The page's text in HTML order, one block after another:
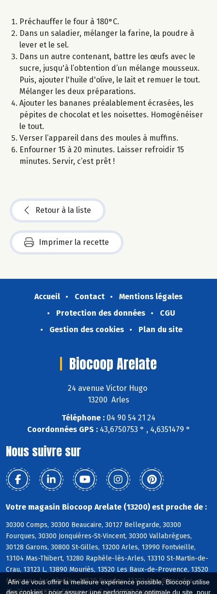
Afin de vous offrir la meilleure expérience possible, Biocoop utilise
des cookies : pour assurer une performance optimale du site, pour
Préchauffer le four à 180°C.
Dans un saladier, mélanger la farine, la poudre à
lever et le sel.
Dans un autre contenant, battre les œufs avec le
sucre, jusqu'à l’obtention d’un mélange mousseux.
Puis, ajouter l'huile d'olive, le lait et remuer le tout.
Mélanger les deux préparations.
Ajouter les bananes préalablement écrasées, les
pépites de chocolat et les noisettes. Homogénéiser
le tout.
Verser l’appareil dans des moules à muffins.
Enfourner 15 à 20 minutes. Laisser refroidir 15
minutes. Servir, c’est prêt !
Retour à la liste
Imprimer la recette
Accueil Contact
Mentions légales
Protection des données
CGU
Gestion des cookies
Plan du site
Biocoop Arelate
24 avenue Victor Hugo
13200 Arles
Téléphone : 04 90 54 21 24
Coordonnées GPS :43,6750753 ° , 4,6351479 °
Nous suivre sur
Votre magasin Biocoop Arelate (13200) est proche de :
30300 Comps, 30300 Beaucaire, 30127 Bellegarde, 30300
Fourques, 30300 Jonquières-St-Vincent, 30300 Vallabrègues,
30128 Garons, 30800 St-Gilles, 13200 Arles, 13990 Fontvieille,
13104 Mas-Thibert, 13280 Raphèle-lès-Arles, 13310 St-Martin-de-
Crau, 13123 L, 13890 Mouriès, 13520 Les Baux-de-Provence, 13520
Maussane-les-Alpilles, 13520 Paradou, 13103 Mas-Blanc-des-
Alpilles, 13103 St-Etienne-du-Grès, 13150 Tarascon